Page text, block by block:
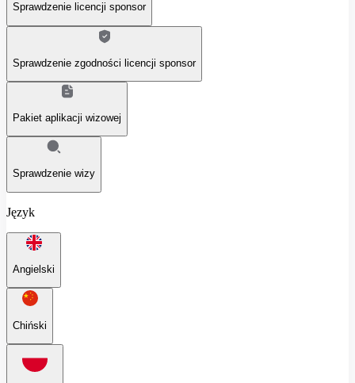
Sprawdzenie licencji sponsor
Sprawdzenie zgodności licencji sponsor
Pakiet aplikacji wizowej
Sprawdzenie wizy
Język
Angielski
Chiński